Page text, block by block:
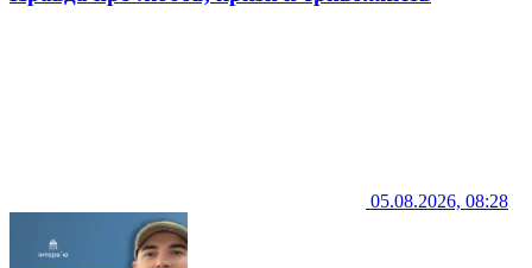
05.08.2026, 08:28